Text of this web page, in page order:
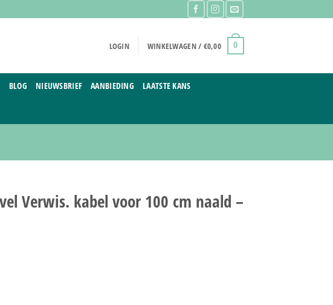
LOGIN WINKELWAGEN / €0,00 0
BLOG NIEUWSBRIEF AANBIEDING LAATSTE KANS
Verwis. kabel voor 100 cm naald –